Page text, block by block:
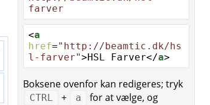
farver
<a
href="http://beamtic.dk/hs
l-farver">HSL Farver</a>
Boksene ovenfor kan redigeres; tryk
CTRL + a for at vælge, og